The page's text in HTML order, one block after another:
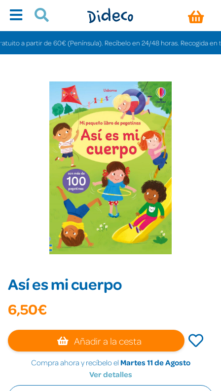
a partir de 60€ (Península). Recíbelo en 24/48 horas. Recogida en
Así es mi cuerpo
6,50€
Añadir a la cesta
Compra ahora y recíbelo el Martes 11 de Agosto
Ver detalles